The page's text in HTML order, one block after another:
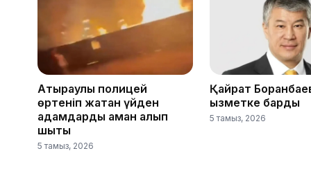
Атыраулық полицей
өртеніп жатқан үйден
адамдарды аман алып
шықты
5 тамыз, 2026
Қайрат
қызметке барды
5 тамыз, 2026